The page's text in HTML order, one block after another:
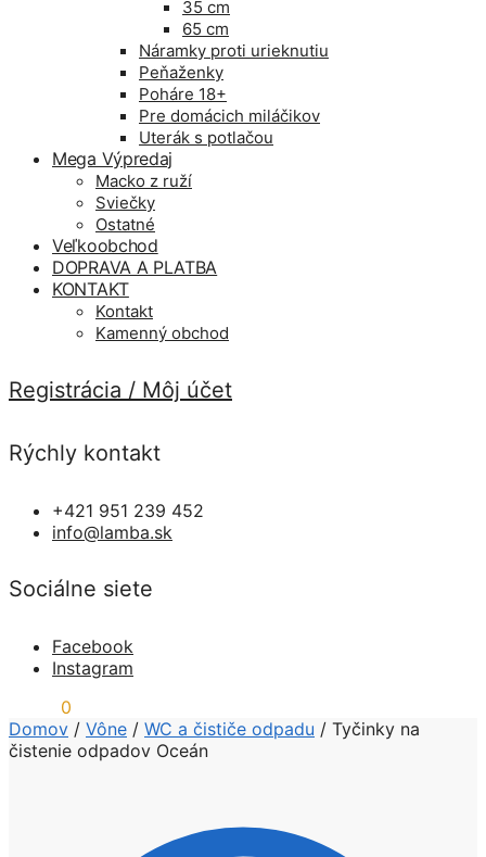
35 cm
65 cm
Náramky proti urieknutiu
Peňaženky
Poháre 18+
Pre domácich miláčikov
Uterák s potlačou
Mega Výpredaj
Macko z ruží
Sviečky
Ostatné
Veľkoobchod
DOPRAVA A PLATBA
KONTAKT
Kontakt
Kamenný obchod
Registrácia / Môj účet
Rýchly kontakt
+421 951 239 452
info@lamba.sk
Sociálne siete
Facebook
Instagram
0
Domov / Vône / WC a čističe odpadu / Tyčinky na
čistenie odpadov Oceán